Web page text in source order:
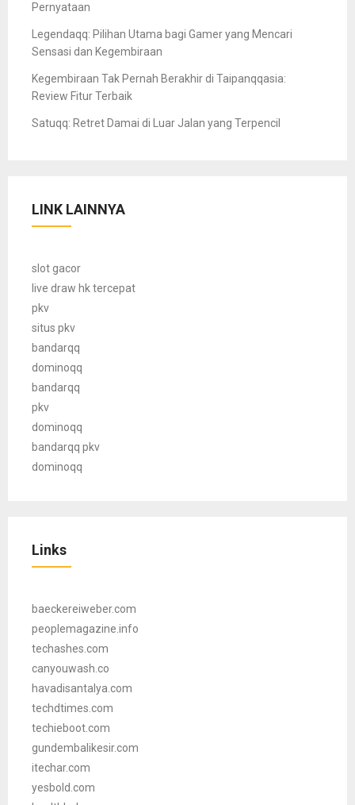
Pernyataan
Legendaqq: Pilihan Utama bagi Gamer yang Mencari
Sensasi dan Kegembiraan
Kegembiraan Tak Pernah Berakhir di Taipanqqasia:
Review Fitur Terbaik
Satuqq: Retret Damai di Luar Jalan yang Terpencil
LINK LAINNYA
slot gacor
live draw hk tercepat
pkv
situs pkv
bandarqq
dominoqq
bandarqq
pkv
dominoqq
bandarqq pkv
dominoqq
Links
baeckereiweber.com
peoplemagazine.info
techashes.com
canyouwash.co
havadisantalya.com
techdtimes.com
techieboot.com
gundembalikesir.com
itechar.com
yesbold.com